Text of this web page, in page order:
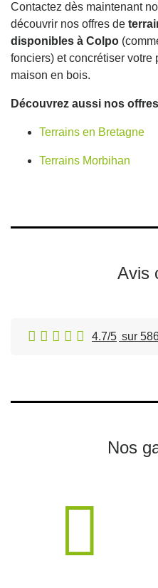
Contactez dès maintenant
découvrir nos offres de
disponibles à Colpo
fonciers) et concrétiser votre
maison en bois.
Découvrez aussi nos
Terrains en Bretagne
Terrains Morbihan
Avis
4.7/5 sur
Nos